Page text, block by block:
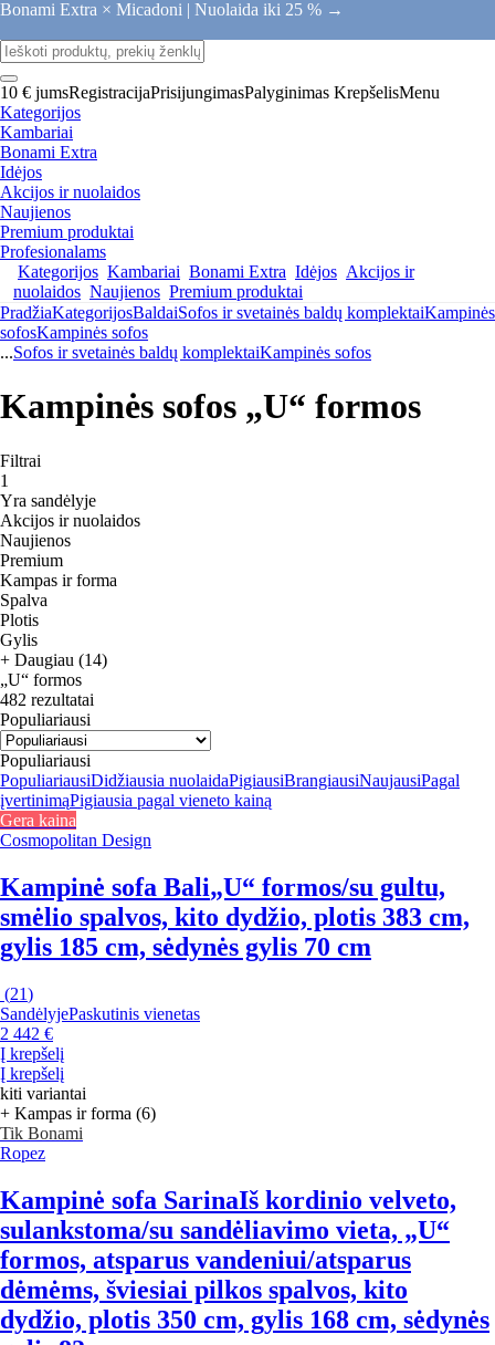
Bonami Extra × Micadoni | Nuolaida iki 25 % →
10 € jumsRegistracijaPrisijungimasPalyginimas KrepšelisMenu
Kategorijos
Kambariai
Bonami Extra
Idėjos
Akcijos ir nuolaidos
Naujienos
Premium produktai
Profesionalams
Kategorijos Kambariai Bonami Extra Idėjos Akcijos ir
nuolaidos Naujienos Premium produktai
PradžiaKategorijosBaldaiSofos ir svetainės baldų komplektaiKampinės
sofosKampinės sofos
...Sofos ir svetainės baldų komplektaiKampinės sofos
Kampinės sofos „U“ formos
Filtrai
1
Yra sandėlyje
Akcijos ir nuolaidos
Naujienos
Premium
Kampas ir forma
Spalva
Plotis
Gylis
+ Daugiau (14)
„U“ formos
482 rezultatai
Populiariausi
Populiariausi
PopuliariausiDidžiausia nuolaidaPigiausiBrangiausiNaujausiPagal
įvertinimąPigiausia pagal vieneto kainą
Gera kaina
Cosmopolitan Design
Kampinė sofa Bali„U“ formos/su gultu,
smėlio spalvos, kito dydžio, plotis 383 cm,
gylis 185 cm, sėdynės gylis 70 cm
(21)
SandėlyjePaskutinis vienetas
2 442 €
Į krepšelį
Į krepšelį
kiti variantai
+ Kampas ir forma (6)
Tik Bonami
Ropez
Kampinė sofa SarinaIš kordinio velveto,
sulankstoma/su sandėliavimo vieta, „U“
formos, atsparus vandeniui/atsparus
dėmėms, šviesiai pilkos spalvos, kito
dydžio, plotis 350 cm, gylis 168 cm, sėdynės